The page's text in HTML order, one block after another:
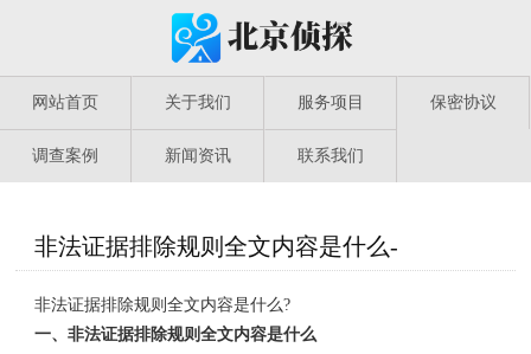
网站首页 关于我们 服务项目 保密协议
调查案例 新闻资讯 联系我们
非法证据排除规则全文内容是什么-
非法证据排除规则全文内容是什么?
一、非法证据排除规则全文内容是什么